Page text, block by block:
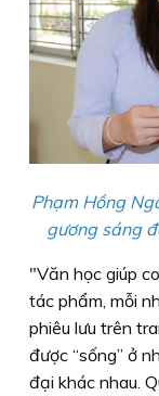
Phạm Hồng
gương sáng
"Văn học giúp
tác phẩm, mỗi
phiêu lưu trên
được “sống” ở
đại khác nhau.